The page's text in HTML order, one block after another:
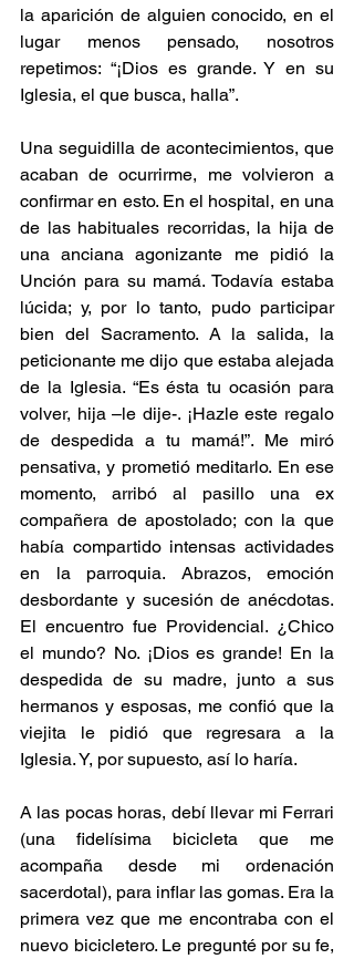
la aparición de alguien conocido, en el
lugar menos pensado, nosotros
repetimos: “¡Dios es grande. Y en su
Iglesia, el que busca, halla”.
Una seguidilla de acontecimientos, que
acaban de ocurrirme, me volvieron a
confirmar en esto. En el hospital, en una
de las habituales recorridas, la hija de
una anciana agonizante me pidió la
Unción para su mamá. Todavía estaba
lúcida; y, por lo tanto, pudo participar
bien del Sacramento. A la salida, la
peticionante me dijo que estaba alejada
de la Iglesia. “Es ésta tu ocasión para
volver, hija –le dije-. ¡Hazle este regalo
de despedida a tu mamá!”. Me miró
pensativa, y prometió meditarlo. En ese
momento, arribó al pasillo una ex
compañera de apostolado; con la que
había compartido intensas actividades
en la parroquia. Abrazos, emoción
desbordante y sucesión de anécdotas.
El encuentro fue Providencial. ¿Chico
el mundo? No. ¡Dios es grande! En la
despedida de su madre, junto a sus
hermanos y esposas, me confió que la
viejita le pidió que regresara a la
Iglesia. Y, por supuesto, así lo haría.
A las pocas horas, debí llevar mi Ferrari
(una fidelísima bicicleta que me
acompaña desde mi ordenación
sacerdotal), para inflar las gomas. Era la
primera vez que me encontraba con el
nuevo bicicletero. Le pregunté por su fe,